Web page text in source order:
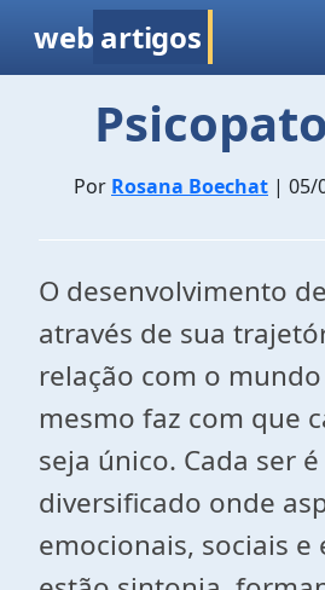
web artigos
Por Rosana Boechat | 05/
O desenvolvimento
através de sua
relação com o
mesmo faz com que
seja único. Cada ser
diversificado onde
emocionais, sociais e